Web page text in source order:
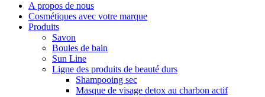
A propos de nous
Cosmétiques avec votre marque
Produits
Savon
Boules de bain
Sun Line
Ligne des produits de beauté durs
Shampooing sec
Masque de visage detox au charbon actif